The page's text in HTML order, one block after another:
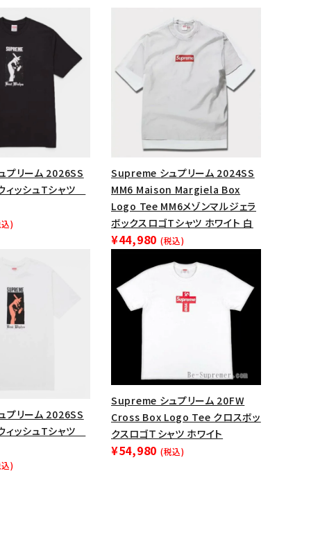
ドから探す
・ハット
プリーム 2026SS
ッシュTシャツ
)
Supreme シュプリーム 2024SS
MM6 Maison Margiela Box
Logo Tee MM6メゾンマルジェラ
ボックスロゴTシャツ ホワイト 白
¥44,980 (税込)
プリーム 2026SS
ッシュTシャツ
)
Supreme シュプリーム 20FW
Cross Box Logo Tee クロスボッ
クスロゴＴシャツ ホワイト
¥54,980 (税込)